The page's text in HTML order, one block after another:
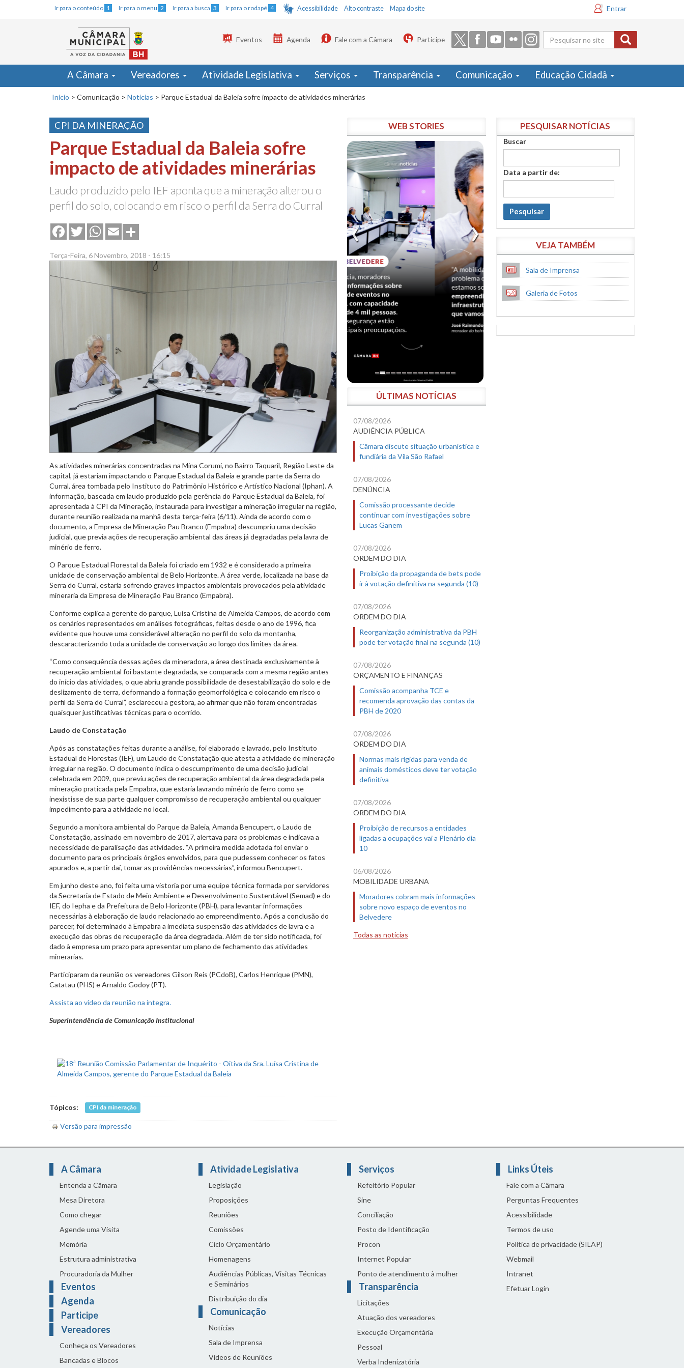
Ir para o conteúdo 1 Ir para o menu 2 Ir para a busca 3 Ir para o rodapé 4 Acessibilidade Alto contraste Mapa do site Entrar
Formulário
de busca
Eventos Agenda Fale com a Câmara Participe
A Câmara Vereadores Atividade Legislativa Serviços Transparência Comunicação Educação Cidadã
Início > Comunicação > Notícias > Parque Estadual da Baleia sofre impacto de atividades minerárias
CPI DA MINERAÇÃO
Parque Estadual da Baleia sofre
impacto de atividades minerárias
Laudo produzido pelo IEF aponta que a mineração alterou o
perfil do solo, colocando em risco o perfil da Serra do Curral
FacebookTwitterWhatsApp
Email
Terça-Feira, 6 Novembro, 2018 - 16:15
As atividades minerárias concentradas na Mina Corumi, no Bairro Taquaril, Região Leste da
capital, já estariam impactando o Parque Estadual da Baleia e grande parte da Serra do
Curral, área tombada pelo Instituto do Patrimônio Histórico e Artístico Nacional (Iphan). A
informação, baseada em laudo produzido pela gerência do Parque Estadual da Baleia, foi
apresentada à CPI da Mineração, instaurada para investigar a mineração irregular na região,
durante reunião realizada na manhã desta terça-feira (6/11). Ainda de acordo com o
documento, a Empresa de Mineração Pau Branco (Empabra) descumpriu uma decisão
judicial, que previa ações de recuperação ambiental das áreas já degradadas pela lavra de
minério de ferro.
O Parque Estadual Florestal da Baleia foi criado em 1932 e é considerado a primeira
unidade de conservação ambiental de Belo Horizonte. A área verde, localizada na base da
Serra do Curral, estaria sofrendo graves impactos ambientais provocados pela atividade
mineraria da Empresa de Mineração Pau Branco (Empabra).
Conforme explica a gerente do parque, Luísa Cristina de Almeida Campos, de acordo com
os cenários representados em análises fotográficas, feitas desde o ano de 1996, fica
evidente que houve uma considerável alteração no perfil do solo da montanha,
descaracterizando toda a unidade de conservação ao longo dos limites da área.
“Como consequência dessas ações da mineradora, a área destinada exclusivamente à
recuperação ambiental foi bastante degradada, se comparada com a mesma região antes
do início das atividades, o que abriu grande possibilidade de desestabilização do solo e de
deslizamento de terra, deformando a formação geomorfológica e colocando em risco o
perfil da Serra do Curral”, esclareceu a gestora, ao afirmar que não foram encontradas
quaisquer justificativas técnicas para o ocorrido.
Laudo de Constatação
Após as constatações feitas durante a análise, foi elaborado e lavrado, pelo Instituto
Estadual de Florestas (IEF), um Laudo de Constatação que atesta a atividade de mineração
irregular na região. O documento indica o descumprimento de uma decisão judicial
celebrada em 2009, que previu ações de recuperação ambiental da área degradada pela
mineração praticada pela Empabra, que estaria lavrando minério de ferro como se
inexistisse de sua parte qualquer compromisso de recuperação ambiental ou qualquer
impedimento para a atividade no local.
Segundo a monitora ambiental do Parque da Baleia, Amanda Bencupert, o Laudo de
Constatação, assinado em novembro de 2017, alertava para os problemas e indicava a
necessidade de paralisação das atividades. “A primeira medida adotada foi enviar o
documento para os principais órgãos envolvidos, para que pudessem conhecer os fatos
apurados e, a partir daí, tomar as providências necessárias”, informou Bencupert.
Em junho deste ano, foi feita uma vistoria por uma equipe técnica formada por servidores
da Secretaria de Estado de Meio Ambiente e Desenvolvimento Sustentável (Semad) e do
IEF, do Iepha e da Prefeitura de Belo Horizonte (PBH), para levantar informações
necessárias à elaboração de laudo relacionado ao empreendimento. Após a conclusão do
parecer, foi determinado à Empabra a imediata suspensão das atividades de lavra e a
execução das obras de recuperação da área degradada. Além de ter sido notificada, foi
dado à empresa um prazo para apresentar um plano de fechamento das atividades
minerarias.
Participaram da reunião os vereadores Gilson Reis (PCdoB), Carlos Henrique (PMN),
Catatau (PHS) e Arnaldo Godoy (PT).
Assista ao vídeo da reunião na íntegra.
Superintendência de Comunicação Institucional
Tópicos: CPI da mineração
Versão para impressão
WEB STORIES
ÚLTIMAS NOTÍCIAS
07/08/2026
AUDIÊNCIA PÚBLICA
Câmara discute situação urbanística e
fundiária da Vila São Rafael
07/08/2026
DENÚNCIA
Comissão processante decide
continuar com investigações sobre
Lucas Ganem
07/08/2026
ORDEM DO DIA
Proibição da propaganda de bets pode
ir à votação definitiva na segunda (10)
07/08/2026
ORDEM DO DIA
Reorganização administrativa da PBH
pode ter votação final na segunda (10)
07/08/2026
ORÇAMENTO E FINANÇAS
Comissão acompanha TCE e
recomenda aprovação das contas da
PBH de 2020
07/08/2026
ORDEM DO DIA
Normas mais rígidas para venda de
animais domésticos deve ter votação
definitiva
07/08/2026
ORDEM DO DIA
Proibição de recursos a entidades
ligadas a ocupações vai a Plenário dia
10
06/08/2026
MOBILIDADE URBANA
Moradores cobram mais informações
sobre novo espaço de eventos no
Belvedere
Todas as notícias
PESQUISAR NOTÍCIAS
Buscar
Data a partir de:
Pesquisar
VEJA TAMBÉM
Sala de Imprensa
Galeria de Fotos
A Câmara
Entenda a Câmara
Mesa Diretora
Como chegar
Agende uma Visita
Memória
Estrutura administrativa
Procuradoria da Mulher
Eventos
Agenda
Participe
Vereadores
Conheça os Vereadores
Bancadas e Blocos
Atividade Legislativa
Legislação
Proposições
Reuniões
Comissões
Ciclo Orçamentário
Homenagens
Audiências Públicas, Visitas Técnicas
e Seminários
Distribuição do dia
Comunicação
Notícias
Sala de Imprensa
Vídeos de Reuniões
Serviços
Refeitório Popular
Sine
Conciliação
Posto de Identificação
Procon
Internet Popular
Ponto de atendimento à mulher
Transparência
Licitações
Atuação dos vereadores
Execução Orçamentária
Pessoal
Verba Indenizatória
Links Úteis
Fale com a Câmara
Perguntas Frequentes
Acessibilidade
Termos de uso
Política de privacidade (SILAP)
Webmail
Intranet
Efetuar Login